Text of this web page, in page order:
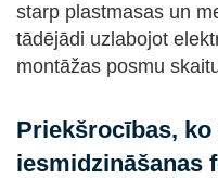
starp plastmasas un
tādējādi uzlabojot
montāžas posmu
Priekšrocības,
iesmidzināšanas